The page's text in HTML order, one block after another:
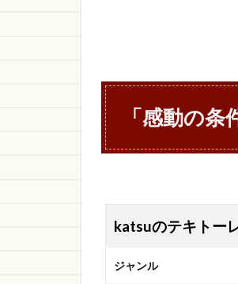
「感動の
katsuのテキトー
ジャンル